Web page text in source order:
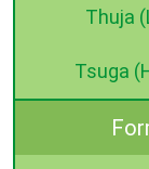
Thuja
Tsuga